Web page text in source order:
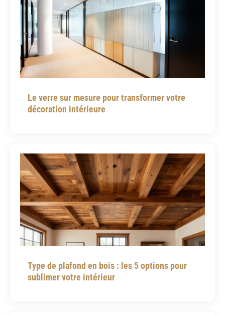
Le verre sur mesure pour transformer votre
décoration intérieure
Type de plafond en bois : les 5 options pour
sublimer votre intérieur